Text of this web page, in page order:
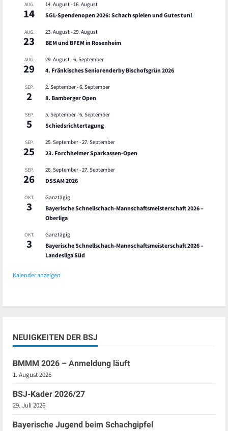
AUG.
14
14. August- 16. August
SGL-Spendenopen 2026: Schach spielen und Gutes tun!
AUG.
23
23. August-29. August
BEM und BFEM in Rosenheim
AUG.
29
29. August-6. September
4. Fränkisches Seniorenderby Bischofsgrün 2026
SEP.
2
2. September-6. September
8. Bamberger Open
SEP.
5
5. September-6. September
Schiedsrichtertagung
SEP.
25
25. September-27. September
23. Forchheimer Sparkassen-Open
SEP.
26
26. September-27. September
DSSAM 2026
OKT.
3
Ganztägig
Bayerische Schnellschach-Mannschaftsmeisterschaft 2026 –
Oberliga
OKT.
3
Ganztägig
Bayerische Schnellschach-Mannschaftsmeisterschaft 2026 –
Landesliga Süd
Kalender anzeigen
NEUIGKEITEN DER BSJ
BMMM 2026 – Anmeldung läuft
1. August 2026
BSJ-Kader 2026/27
29. Juli 2026
Bayerische Jugend beim Schachgipfel